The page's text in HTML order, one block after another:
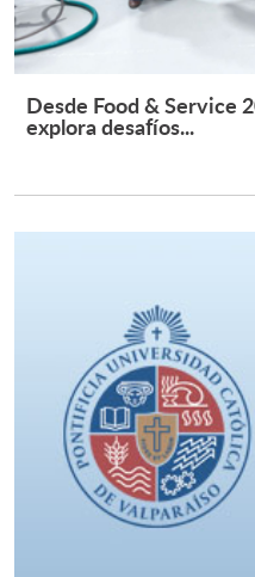
Desde Food & Service
explora desafíos...